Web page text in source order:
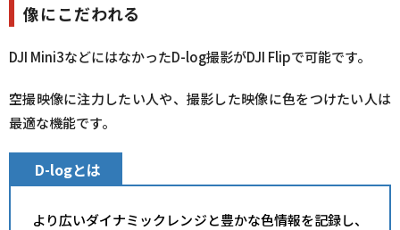
像にこだわれる
DJI Mini3などにはなかったD-log撮影がDJI Flipで可能です。
空撮映像に注力したい人や、撮影した映像に色をつけたい人は
最適な機能です。
D-logとは
より広いダイナミックレンジと豊かな色情報を記録し、